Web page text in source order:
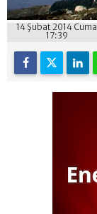
14 Şubat 2014 Cuma
17:39